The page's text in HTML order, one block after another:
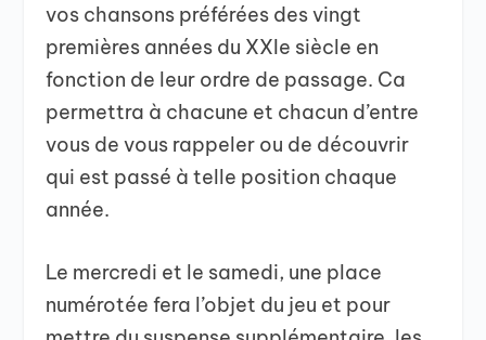
vos chansons préférées des vingt
premières années du XXIe siècle en
fonction de leur ordre de passage. Ca
permettra à chacune et chacun d’entre
vous de vous rappeler ou de découvrir
qui est passé à telle position chaque
année.
Le mercredi et le samedi, une place
numérotée fera l’objet du jeu et pour